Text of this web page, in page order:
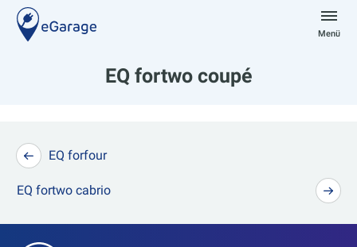
Zum
Inhalt
springen
Menü
EQ fortwo coupé
Beitragsnavigation
EQ forfour
EQ fortwo cabrio